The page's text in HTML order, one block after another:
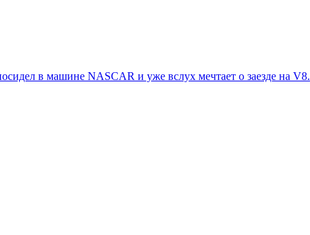
в машине NASCAR и уже вслух мечтает о заезде на V8.